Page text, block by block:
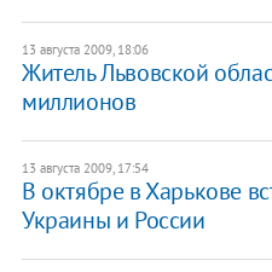
13 августа 2009, 18:06
Житель Львовской
миллионов
13 августа 2009, 17:54
В октябре в Харькове
Украины и России